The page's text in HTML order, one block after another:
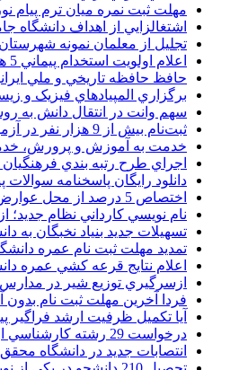
مهلت ثبت نمره میان ترم پیام نور
اشتغالزايي از اهداف دانشگاه
تجليل از معلمان نمونه
اعلام اولويت استخدام پيماني 5 هزار معلم
حافظ حافظه تاريخي و ملي
برگزاري المپيادهاي فيزيک و
سهم وانت در انتقال دانش به
ثبت‌نام بيش از 9 هزار نفر در آزمون کارداني فني و حرفه‌اي
خدمت به آموزش و پرورش،
اجراي طرح رتبه بندي
دانلود رایگان پاسخنامه سوالات
اختصاص 5 درصد از محل عوارض گاز مصرفي براي نوسازي مدارس
نام نويسي کارداني نظام جديد؛
تسهيلات جديد بنياد نخبگان به
تمديد مهلت ثبت نام عمره
اعلام نتايج قرعه کشي عمره
ازسرگيري توزيع شير در مدارس
فردا آخرین مهلت ثبت نام بدون
آیا تکمیل ظرفیت ارشد فراگیر
درخواست 29 رشته کارشناسي ارشد بررسي مي شود
انتصابات جديد در دانشگاه محقق